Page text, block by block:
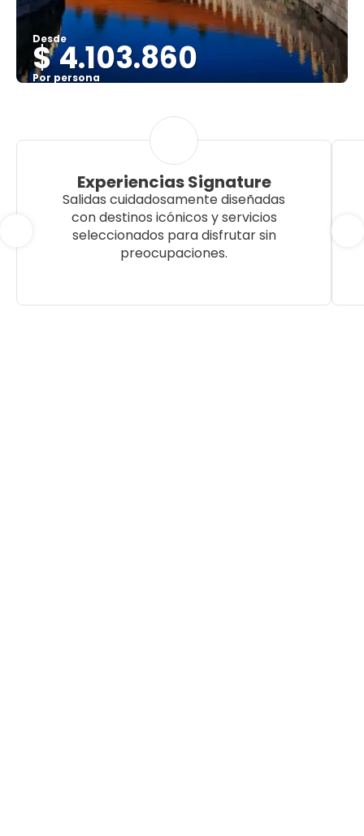
Desde
$ 4.103.860
Por persona
Experiencias Signature
Salidas cuidadosamente diseñadas
con destinos icónicos y servicios
seleccionados para disfrutar sin
preocupaciones.